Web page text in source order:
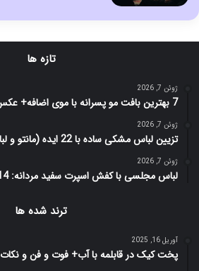
تازه ها
ژوئن 7, 2026
7 بهترین بافت مو پسرانه با موی اضافه+ عکس و فیلم آموزش
ژوئن 7, 2026
تزیین لباس مشکی ساده با 22 ایده (مانتو و لباس مجلسی سیاه)
ژوئن 7, 2026
لباس مجلسی با کفش اسپرت سفید مردانه: 14 ایده فوق العاده
ترند شده ها
آوریل 16, 2025
پخت کیک در قابلمه با آب+ فوت و فن و نکات